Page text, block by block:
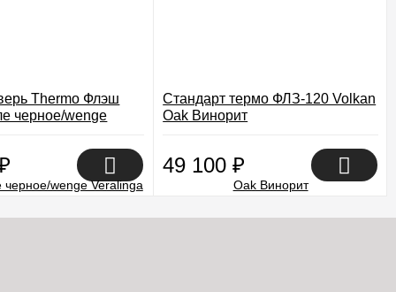
Thermo Флэш
черное/wenge
Стандарт термо ФЛЗ-120 Volkan
Oak Винорит
49 100₽